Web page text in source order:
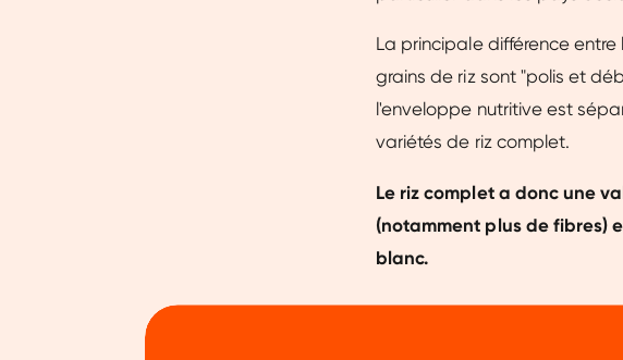
La principale différence entre
grains de riz sont "polis et
l'enveloppe nutritive est
variétés de riz complet.
Le riz complet a donc une
(notamment plus de fibres)
blanc.